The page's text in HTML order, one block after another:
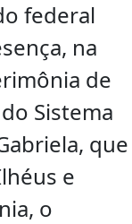
federal
na
de
Sistema
que
e
o